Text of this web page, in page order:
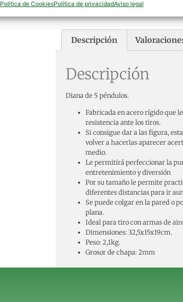
Política de CookiesPolítica de privacidadAviso legal
Descripción
Descripción
Diana de 5 péndulos.
Fabricada en acero rígido que
resistencia ante los tiros.
Si consigue dar a las figura,
volver a hacerlas aparecer
medio.
Le permitirá perfeccionar la
entretenimiento y diversión
Por su tamaño le permite
diferentes distancias para ir
Se puede colgar en la pared o
plana.
Ideal para tiro con armas de
Dimensiones: 32,5x15x19cm.
Peso: 2,1kg.
Grosor de chapa: 2mm